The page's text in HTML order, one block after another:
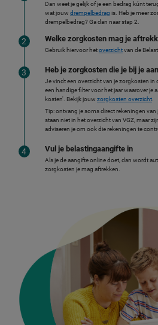
Dan weet je gelijk of je een bedrag kúnt
wat jouw drempelbedrag is. Heb je meer
drempelbedrag? Ga dan naar stap 2.
Welke zorgkosten mag je
Gebruik hiervoor hetoverzichtvan de
Heb je zorgkosten die je bij je
Je vindt een overzicht van je zorgkosten in
een handige filter voor het jaar waarover je
kosten'. Bekijk jouw zorgkosten overzicht.
Tip: ontvang je soms direct rekeningen van
staan niet in het overzicht van VGZ, maar
adviseren je om ook die rekeningen te
Vul je belastingaangifte in
Als je de aangifte online doet, dan wordt
zorgkosten je mag aftrekken.